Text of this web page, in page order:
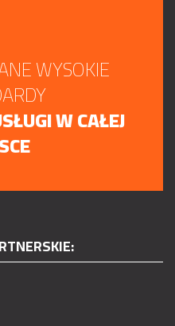
WYSOKIE
W CAŁEJ